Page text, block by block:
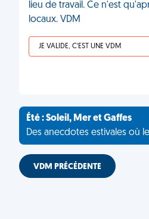
lieu de travail. Ce n'est
locaux. VDM
JE VALIDE, C'EST UNE VDM
Été : Soleil, Mer et Gaffes
Des anecdotes estivales où
VDM PRÉCÉDENTE